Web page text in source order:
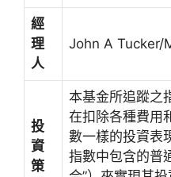
經
理
人
John A Tucker/
投
資
策
本基金所追蹤之
在扣除各種費用
數一樣的投資表
指數中包含的普